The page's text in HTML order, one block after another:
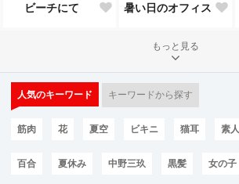
ビーチにて 暑い日のオフィス
もっと見る
人気のキーワード キーワードから探す
筋肉 花 夏空 ビキニ 猫耳 素人
百合 夏休み 中野三玖 黒髪 女の子